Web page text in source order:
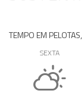
TEMPO EM
SEXTA